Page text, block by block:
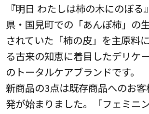
『明日 わたしは柿の木にのぼる
県・国見町での「あんぽ柿」の
されていた「柿の⽪」を主原料
る古来の知恵に着目したデリケ
のトータルケアブランドです。
新商品の3点は既存商品へのお
発が始まりました。「フェミニ